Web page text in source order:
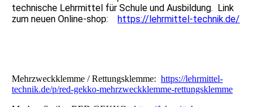
technische Lehrmittel für Schule und Ausbildung. Link
zum neuen Online-shop: https://lehrmittel-technik.de/
Mehrzweckklemme / Rettungsklemme: https://lehrmittel-
technik.de/p/red-gekko-mehrzweckklemme-rettungsklemme